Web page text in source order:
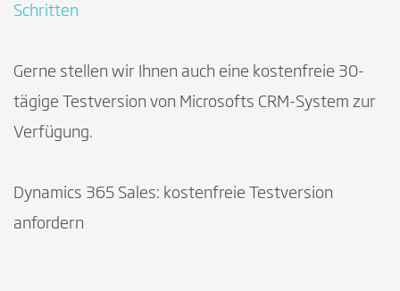
Schritten
Gerne stellen wir Ihnen auch eine kostenfreie 30-
tägige Testversion von Microsofts CRM-System zur
Verfügung.
Dynamics 365 Sales: kostenfreie Testversion
anfordern